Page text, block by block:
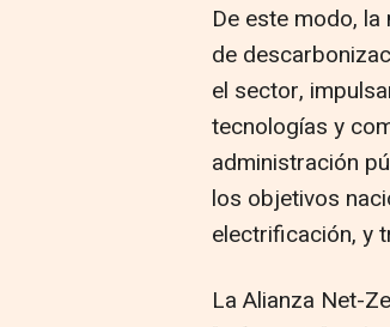
De este modo,
de
el sector,
tecnologías y
administración
los objetivos
electrificación, y
La Alianza Net-